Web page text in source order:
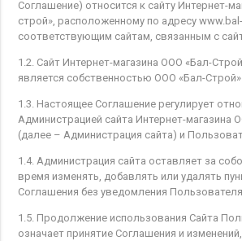
Соглашение) относится к сайту Интернет-
строй», расположенному по адресу
соответствующим сайтам, связанным с
1.2. Сайт Интернет-магазина ООО «Бал-
является собственностью ООО «Бал-
1.3. Настоящее Соглашение регулирует
Администрацией сайта Интернет-магазина
(далее – Администрация сайта) и
1.4. Администрация сайта оставляет за
время изменять, добавлять или удалять
Соглашения без уведомления
1.5. Продолжение использования Сайта
означает принятие Соглашения и